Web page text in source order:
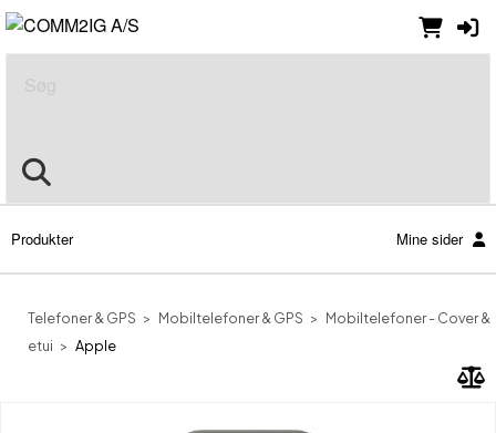
Produkter Mine sider
Telefoner & GPS Mobiltelefoner & GPS
Mobiltelefoner - Cover &
etui
Apple